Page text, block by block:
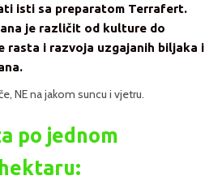
isti sa preparatom Terrafert.
je različit od kulture do
rasta i razvoja uzgajanih biljaka i
NE na jakom suncu i vjetru.
po jednom